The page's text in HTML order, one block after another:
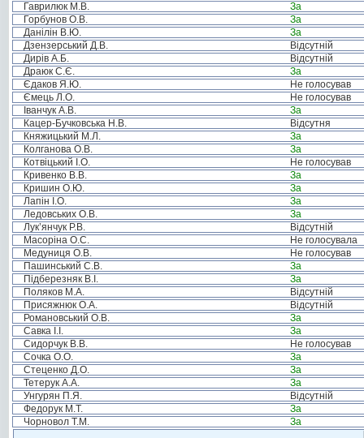
Гаврилюк М.В.
За
Горбунов О.В.
За
Данілін В.Ю.
За
Дзензерський Д.В.
Відсутній
Дирів А.Б.
Відсутній
Драюк С.Є.
За
Єдаков Я.Ю.
Не голосував
Ємець Л.О.
Не голосував
Іванчук А.В.
За
Кацер-Бучковська Н.В.
Відсутня
Княжицький М.Л.
За
Колганова О.В.
За
Котвіцький І.О.
Не голосував
Кривенко В.В.
За
Кришин О.Ю.
За
Лапін І.О.
За
Ледовських О.В.
За
Лук’янчук Р.В.
Відсутній
Масоріна О.С.
Не голосувала
Медуниця О.В.
Не голосував
Пашинський С.В.
За
Підберезняк В.І.
За
Поляков М.А.
Відсутній
Присяжнюк О.А.
Відсутній
Романовський О.В.
За
Савка І.І.
За
Сидорчук В.В.
Не голосував
Сочка О.О.
За
Стеценко Д.О.
За
Тетерук А.А.
За
Унгурян П.Я.
Відсутній
Федорук М.Т.
За
Чорновол Т.М.
За